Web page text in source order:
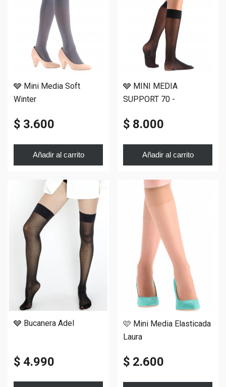
🩶 Mini Media Soft
Winter
$ 3.600
Añadir al carrito
🩶 MINI MEDIA
SUPPORT 70 -
$ 8.000
Añadir al carrito
🩶 Bucanera Adel
$ 4.990
🩷 Mini Media Elasticada
Laura
$ 2.600